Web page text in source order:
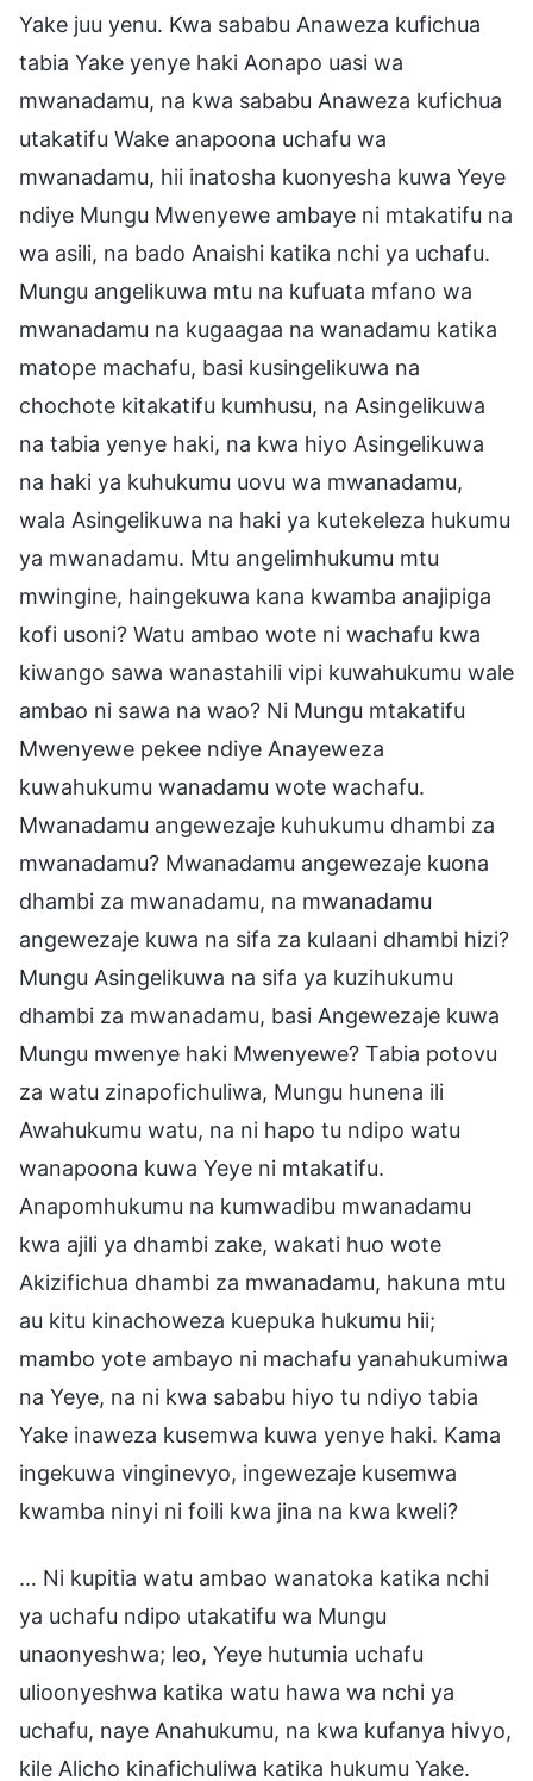
Yake juu yenu. Kwa sababu Anaweza kufichua
tabia Yake yenye haki Aonapo uasi wa
mwanadamu, na kwa sababu Anaweza kufichua
utakatifu Wake anapoona uchafu wa
mwanadamu, hii inatosha kuonyesha kuwa Yeye
ndiye Mungu Mwenyewe ambaye ni mtakatifu na
wa asili, na bado Anaishi katika nchi ya uchafu.
Mungu angelikuwa mtu na kufuata mfano wa
mwanadamu na kugaagaa na wanadamu katika
matope machafu, basi kusingelikuwa na
chochote kitakatifu kumhusu, na Asingelikuwa
na tabia yenye haki, na kwa hiyo Asingelikuwa
na haki ya kuhukumu uovu wa mwanadamu,
wala Asingelikuwa na haki ya kutekeleza hukumu
ya mwanadamu. Mtu angelimhukumu mtu
mwingine, haingekuwa kana kwamba anajipiga
kofi usoni? Watu ambao wote ni wachafu kwa
kiwango sawa wanastahili vipi kuwahukumu wale
ambao ni sawa na wao? Ni Mungu mtakatifu
Mwenyewe pekee ndiye Anayeweza
kuwahukumu wanadamu wote wachafu.
Mwanadamu angewezaje kuhukumu dhambi za
mwanadamu? Mwanadamu angewezaje kuona
dhambi za mwanadamu, na mwanadamu
angewezaje kuwa na sifa za kulaani dhambi hizi?
Mungu Asingelikuwa na sifa ya kuzihukumu
dhambi za mwanadamu, basi Angewezaje kuwa
Mungu mwenye haki Mwenyewe? Tabia potovu
za watu zinapofichuliwa, Mungu hunena ili
Awahukumu watu, na ni hapo tu ndipo watu
wanapoona kuwa Yeye ni mtakatifu.
Anapomhukumu na kumwadibu mwanadamu
kwa ajili ya dhambi zake, wakati huo wote
Akizifichua dhambi za mwanadamu, hakuna mtu
au kitu kinachoweza kuepuka hukumu hii;
mambo yote ambayo ni machafu yanahukumiwa
na Yeye, na ni kwa sababu hiyo tu ndiyo tabia
Yake inaweza kusemwa kuwa yenye haki. Kama
ingekuwa vinginevyo, ingewezaje kusemwa
kwamba ninyi ni foili kwa jina na kwa kweli?
… Ni kupitia watu ambao wanatoka katika nchi
ya uchafu ndipo utakatifu wa Mungu
unaonyeshwa; leo, Yeye hutumia uchafu
ulioonyeshwa katika watu hawa wa nchi ya
uchafu, naye Anahukumu, na kwa kufanya hivyo,
kile Alicho kinafichuliwa katika hukumu Yake.